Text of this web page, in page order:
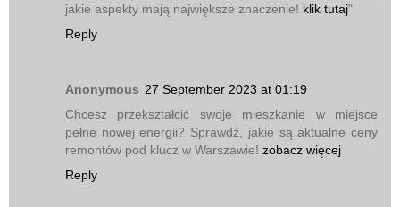
jakie aspekty mają największe znaczenie! klik tutaj"
Reply
Anonymous 27 September 2023 at 01:19
Chcesz przekształcić swoje mieszkanie w miejsce
pełne nowej energii? Sprawdź, jakie są aktualne ceny
remontów pod klucz w Warszawie! zobacz więcej
Reply